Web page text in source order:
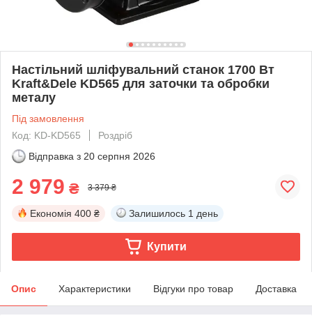
Настільний шліфувальний станок 1700 Вт
Kraft&Dele KD565 для заточки та обробки
металу
Під замовлення
Код: KD-KD565
Роздріб
Відправка з 20 серпня 2026
2 979 ₴ 3 379 ₴
Економія 400 ₴ Залишилось 1 день
Купити
Опис Характеристики Відгуки про товар Доставка